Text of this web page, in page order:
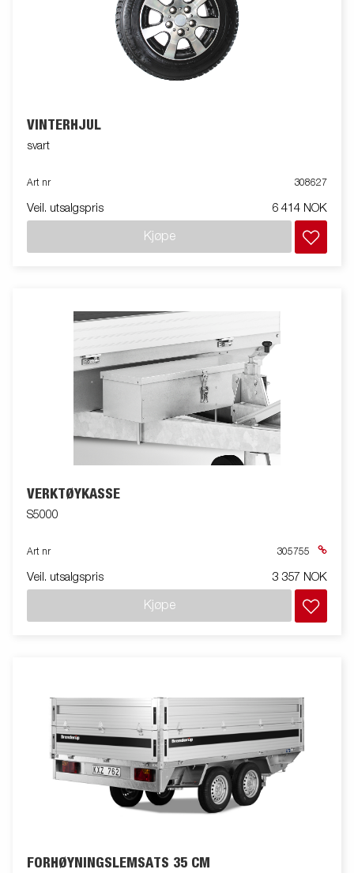
VINTERHJUL
svart
Art nr 308627
Veil. utsalgspris 6 414 NOK
Kjøpe
VERKTØYKASSE
S5000
Art nr 305755
Veil. utsalgspris 3 357 NOK
Kjøpe
FORHØYNINGSLEMSATS 35 CM